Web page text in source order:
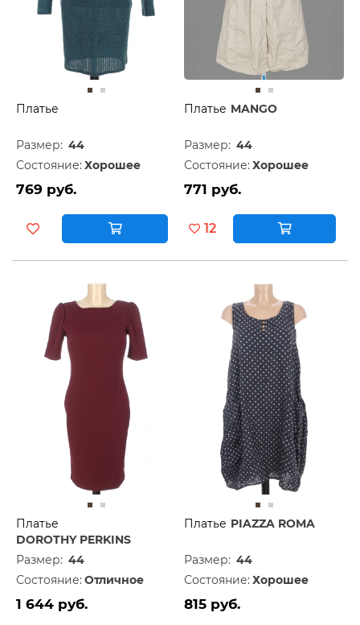
Платье
Размер: 44
Состояние: Хорошее
769 руб.
Платье MANGO
Размер: 44
Состояние: Хорошее
771 руб.
12
Платье
DOROTHY PERKINS
Размер: 44
Состояние: Отличное
1 644 руб.
Платье PIAZZA ROMA
Размер: 44
Состояние: Хорошее
815 руб.